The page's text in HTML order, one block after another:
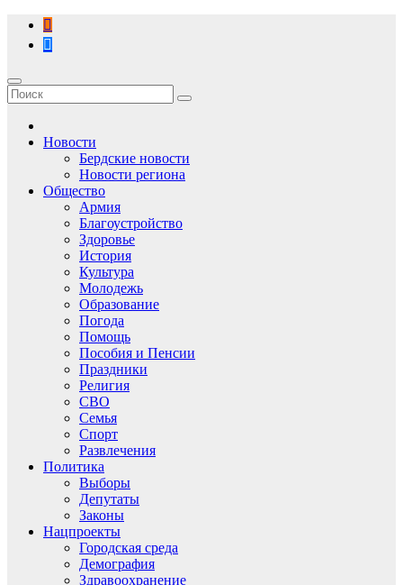
Перейти
содержимому
Новости
Бердские новости
Новости региона
Общество
Армия
Благоустройство
Здоровье
История
Культура
Молодежь
Образование
Погода
Помощь
Пособия и Пенсии
Праздники
Религия
СВО
Семья
Спорт
Развлечения
Политика
Выборы
Депутаты
Законы
Нацпроекты
Городская среда
Демография
Здравоохранение